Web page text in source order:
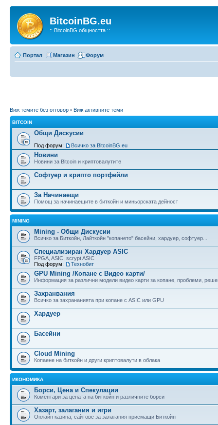
BitcoinBG.eu
:: BitcoinBG общността ::
Портал Магазин Форум
Виж темите без отговор • Виж активните теми
BITCOIN
Общи Дискусии
Под форум: Всичко за BitcoinBG.eu
Новини
Новини за Bitcoin и криптовалутите
Софтуер и крипто портфейли
За Начинаещи
Помощ за начинаещите в биткойн и миньорската дейност
MINING
Mining - Общи Дискусии
Всичко за Биткойн, Лайткойн "копането" басейни, хардуер, софтуер...
Специализиран Хардуер ASIC
FPGA, ASIC, scrypt ASIC
Под форум:
Технобит
GPU Mining /Копане с Видео карти/
Информация за различни модели видео карти за копане, проблеми,
Захранвания
Всичко за захрананията при копане с ASIC или GPU
Хардуер
Басейни
Cloud Mining
Копаене на биткойн и други криптовалути в облака
ИКОНОМИКА
Борси, Цена и Спекулации
Коментари за цената на биткойн и различните борси
Хазарт, залагания и игри
Онлайн казина, сайтове за залагания приемащи Биткойн